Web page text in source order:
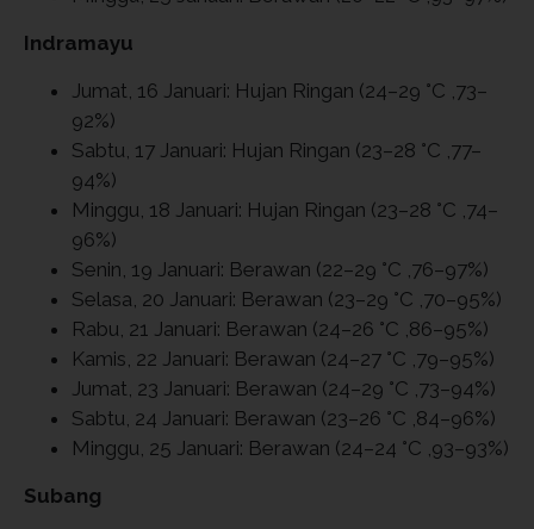
Indramayu
Jumat, 16 Januari: Hujan Ringan (24–29 °C ,73–
92%)
Sabtu, 17 Januari: Hujan Ringan (23–28 °C ,77–
94%)
Minggu, 18 Januari: Hujan Ringan (23–28 °C ,74–
96%)
Senin, 19 Januari: Berawan (22–29 °C ,76–97%)
Selasa, 20 Januari: Berawan (23–29 °C ,70–95%)
Rabu, 21 Januari: Berawan (24–26 °C ,86–95%)
Kamis, 22 Januari: Berawan (24–27 °C ,79–95%)
Jumat, 23 Januari: Berawan (24–29 °C ,73–94%)
Sabtu, 24 Januari: Berawan (23–26 °C ,84–96%)
Minggu, 25 Januari: Berawan (24–24 °C ,93–93%)
Subang